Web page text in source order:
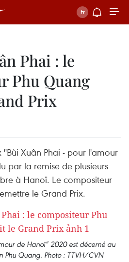
Phai : le
Phu Quang
Prix
"Bùi Xuân Phai - pour l'amour
par la remise de plusieurs
à Hanoï. Le compositeur
le Grand Prix.
de Hanoï” 2020 est décerné au
Phu Quang. Photo : TTVH/CVN